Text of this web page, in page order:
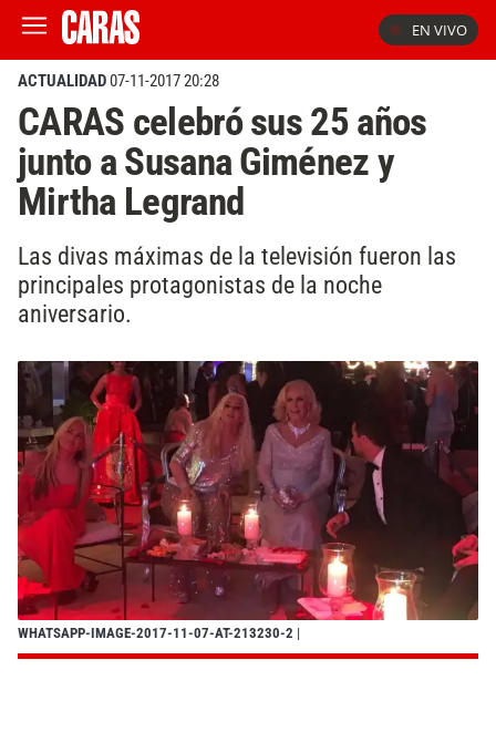
EN VIVO
ACTUALIDAD07-11-2017 20:28
CARAS celebró sus 25 años
junto a Susana Giménez y
Mirtha Legrand
Las divas máximas de la televisión fueron las
principales protagonistas de la noche
aniversario.
WHATSAPP-IMAGE-2017-11-07-AT-213230-2 |